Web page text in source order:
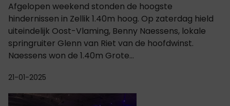
Afgelopen weekend stonden de hoogste
hindernissen in Zellik 1.40m hoog. Op zaterdag hield
uiteindelijk Oost-Vlaming, Benny Naessens, lokale
springruiter Glenn van Riet van de hoofdwinst.
Naessens won de 1.40m Grote...
21-01-2025